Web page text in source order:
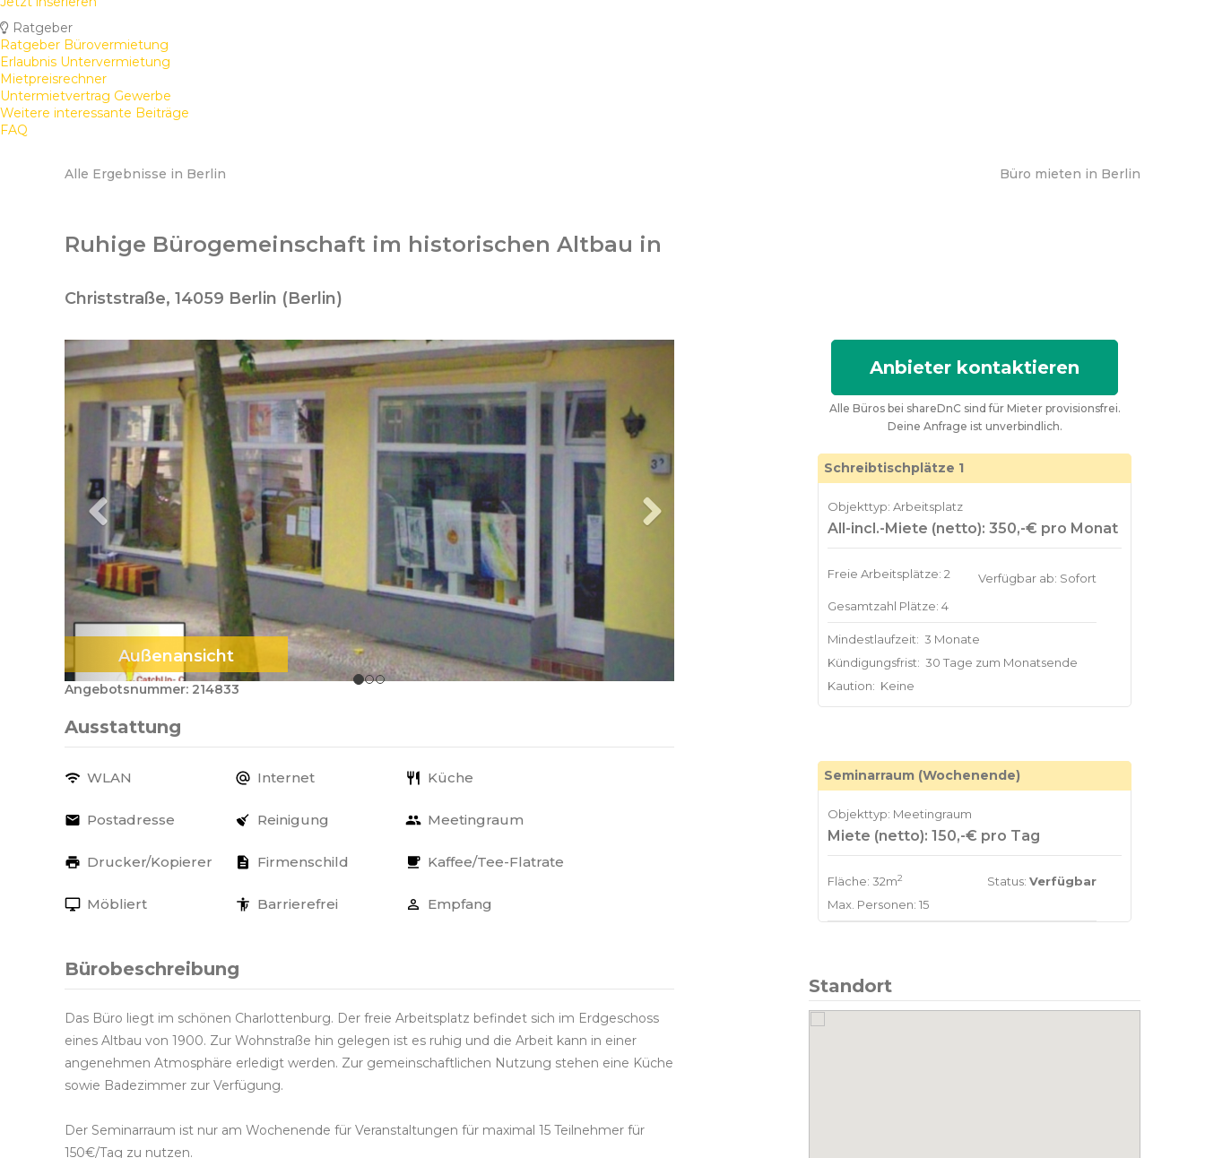
Ratgeber
Ratgeber Bürovermietung
Erlaubnis Untervermietung
Mietpreisrechner
Untermietvertrag Gewerbe
Weitere interessante Beiträge
FAQ
Alle Ergebnisse in Berlin Büro mieten in Berlin
Ruhige Bürogemeinschaft im historischen Altbau in
Christstraße, 14059 Berlin (Berlin)
Außenansicht
Angebotsnummer: 214833
Ausstattung
WLAN Internet Küche
Postadresse Reinigung Meetingraum
Drucker/Kopierer Firmenschild Kaffee/Tee-Flatrate
Möbliert Barrierefrei Empfang
Bürobeschreibung
Das Büro liegt im schönen Charlottenburg. Der freie Arbeitsplatz befindet sich im Erdgeschoss
eines Altbau von 1900. Zur Wohnstraße hin gelegen ist es ruhig und die Arbeit kann in einer
angenehmen Atmosphäre erledigt werden. Zur gemeinschaftlichen Nutzung stehen eine Küche
sowie Badezimmer zur Verfügung.
Der Seminarraum ist nur am Wochenende für Veranstaltungen für maximal 15 Teilnehmer für
150€/Tag zu nutzen.
Anbieter kontaktieren
Alle Büros bei shareDnC sind für Mieter provisionsfrei.
Deine Anfrage ist unverbindlich.
Schreibtischplätze 1
Objekttyp: Arbeitsplatz
All-incl.-Miete (netto): 350,-€ pro Monat
Freie Arbeitsplätze: 2
Gesamtzahl Plätze: 4
Verfügbar ab: Sofort
Mindestlaufzeit: 3 Monate
Kündigungsfrist: 30 Tage zum Monatsende
Kaution: Keine
Seminarraum (Wochenende)
Objekttyp: Meetingraum
Miete (netto): 150,-€ pro Tag
Fläche: 32m2
Max. Personen: 15
Status: Verfügbar
Standort